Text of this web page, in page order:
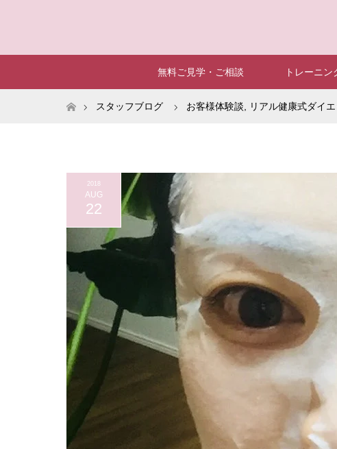
無料ご見学・ご相談 トレーニン
ホームスタッフブログ お客様体験談 リアル健康式ダイ
2018
AUG
22